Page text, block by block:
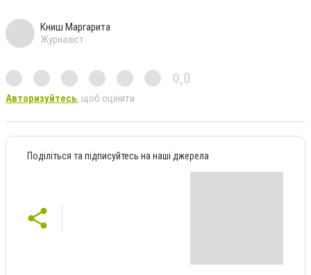
Книш Маргарита
Журналіст
0,0
Авторизуйтесь, щоб оцінити
Поділіться та підписуйтесь на наші джерела